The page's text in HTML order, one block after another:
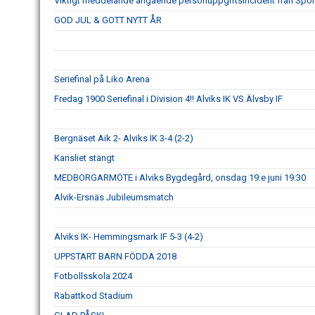
GOD JUL & GOTT NYTT ÅR
Seriefinal på Liko Arena
Fredag 1900 Seriefinal i Division 4!! Alviks IK VS Älvsby IF
Bergnäset Aik 2- Alviks IK 3-4 (2-2)
Kansliet stängt
MEDBORGARMÖTE i Alviks Bygdegård, onsdag 19:e juni 19:30
Alvik-Ersnäs Jubileumsmatch
Alviks IK- Hemmingsmark IF 5-3 (4-2)
UPPSTART BARN FÖDDA 2018
Fotbollsskola 2024
Rabattkod Stadium